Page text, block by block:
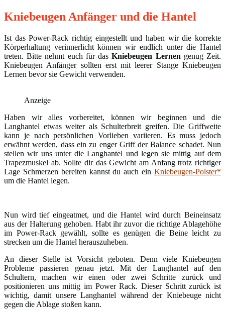
Kniebeugen Anfänger und die Hantel
Ist das Power-Rack richtig eingestellt und haben wir die korrekte
Körperhaltung verinnerlicht können wir endlich unter die Hantel
treten. Bitte nehmt euch für dasKniebeugen Lernen genug Zeit.
Kniebeugen Anfänger sollten erst mit leerer Stange Kniebeugen
Lernen bevor sie Gewicht verwenden.
Anzeige
Haben wir alles vorbereitet, können wir beginnen und die
Langhantel etwas weiter als Schulterbreit greifen. Die Griffweite
kann je nach persönlichen Vorlieben variieren. Es muss jedoch
erwähnt werden, dass ein zu enger Griff der Balance schadet. Nun
stellen wir uns unter die Langhantel und legen sie mittig auf dem
Trapezmuskel ab. Sollte dir das Gewicht am Anfang trotz richtiger
Lage Schmerzen bereiten kannst du auch ein Kniebeugen-Polster*
um die Hantel legen.
Nun wird tief eingeatmet, und die Hantel wird durch Beineinsatz
aus der Halterung gehoben. Habt ihr zuvor die richtige Ablagehöhe
im Power-Rack gewählt, sollte es genügen die Beine leicht zu
strecken um die Hantel herauszuheben.
An dieser Stelle ist Vorsicht geboten. Denn viele Kniebeugen
Probleme passieren genau jetzt. Mit der Langhantel auf den
Schultern, machen wir einen oder zwei Schritte zurück und
positionieren uns mittig im Power Rack. Dieser Schritt zurück ist
wichtig, damit unsere Langhantel während der Kniebeuge nicht
gegen die Ablage stoßen kann.